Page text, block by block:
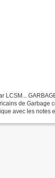
LCSM...
de Garbage
avec les notes